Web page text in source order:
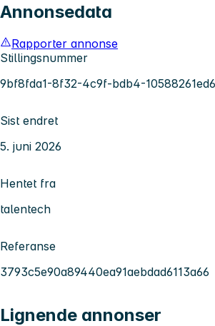
Annonsedata
Rapporter annonse
Stillingsnummer
9bf8fda1-8f32-4c9f-bdb4-
Sist endret
5. juni 2026
Hentet fra
talentech
Referanse
3793c5e90a89440ea91aebdad6113a66
Lignende annonser